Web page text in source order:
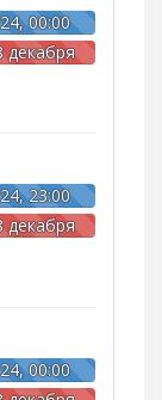
00:00
декабря
23:00
декабря
00:00